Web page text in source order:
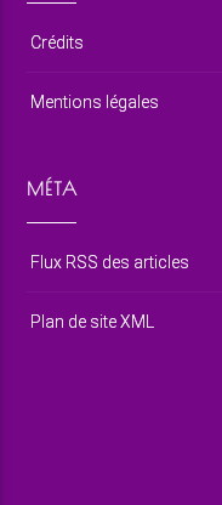
Crédits
Mentions légales
MÉTA
Flux RSS des articles
Plan de site XML